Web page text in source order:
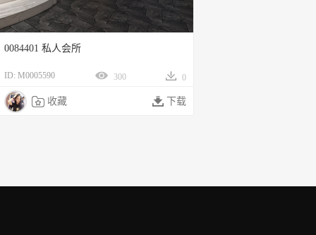
0084401 私人会所
ID: M0005590 300 0
 收藏  下载